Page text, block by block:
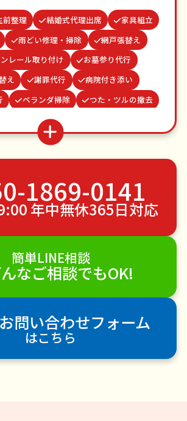
前整理 結婚式代理出席
家具組立
雨どい修理・掃除
網戸張替え
レール取り付け
お墓参り代行
え
謝罪代行
病院付き添い
ベランダ掃除
つた・ツルの撤去
ゴキブリ駆除
ン交換
蜂の巣駆除
並び代行
り
不用品回収
ゴミ屋敷片付け
植木の伐採
手すり取り付け
お世話
エアコンクリーニング
日曜大工
ハウスクリーニング
雪かき・雪下ろし
電球交換
の張替え
空き家管理
各種代行
防草シート施工
ナメクジ駆除
害虫駆除
1869-0141
年中無休365日対応
簡単LINE相談
なご相談でもOK!
問い合わせフォーム
はこちら